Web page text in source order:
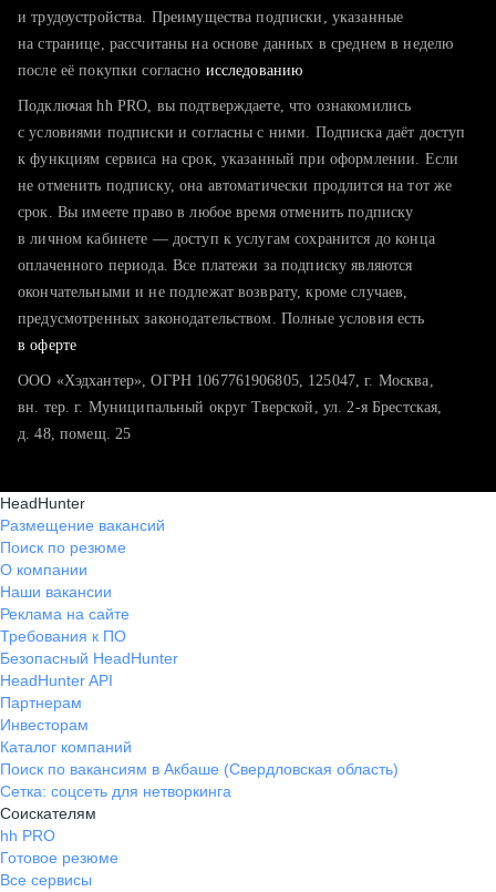
тратите много времени на поиск и вручную поднимаете
хотите сравнить себя с конкурентами и оценить шансы
и трудоустройства. Преимущества подписки, указанные
на странице, рассчитаны на основе данных в среднем в неделю
после её покупки согласно исследованию
Подключая hh PRO, вы подтверждаете, что ознакомились
с условиями подписки и согласны с ними. Подписка даёт доступ
к функциям сервиса на срок, указанный при оформлении. Если
не отменить подписку, она автоматически продлится на тот же
срок. Вы имеете право в любое время отменить подписку
в личном кабинете — доступ к услугам сохранится до конца
оплаченного периода. Все платежи за подписку являются
окончательными и не подлежат возврату, кроме случаев,
предусмотренных законодательством. Полные условия есть
в оферте
ООО «Хэдхантер», ОГРН 1067761906805, 125047, г. Москва,
вн. тер. г. Муниципальный округ Тверской, ул. 2-я Брестская,
д. 48, помещ. 25
HeadHunter
Размещение вакансий
Поиск по резюме
О компании
Наши вакансии
Реклама на сайте
Требования к ПО
Безопасный HeadHunter
HeadHunter API
Партнерам
Инвесторам
Каталог компаний
Поиск по вакансиям в Акбаше (Свердловская область)
Сетка: соцсеть для нетворкинга
Соискателям
hh PRO
Готовое резюме
Все сервисы